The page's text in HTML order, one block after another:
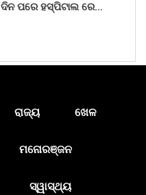
ଦିନ ପରେ ହସ୍ପିଟାଲ ରେ…
ରାଜ୍ୟ ଖେଳ
ମନୋରଞ୍ଜନ
ସ୍ୱାସ୍ଥ୍ୟ